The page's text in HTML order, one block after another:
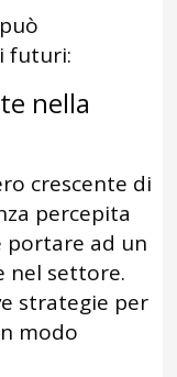
futuri:
nella
crescente di
percepita
portare ad un
nel settore.
strategie per
modo